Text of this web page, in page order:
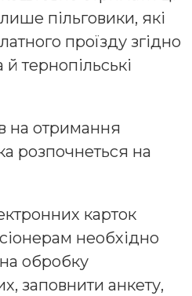
пільговики, які
проїзду згідно
тернопільські
на отримання
розпочнеться на
карток
необхідно
обробку
заповнити анкету,